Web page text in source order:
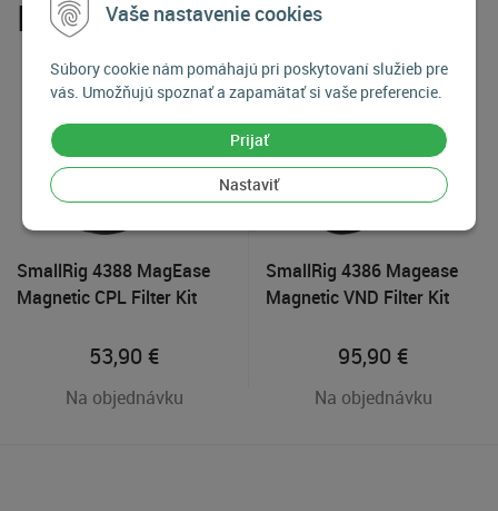
Vaše nastavenie cookies
Súbory cookie nám pomáhajú pri poskytovaní služieb pre
vás. Umožňujú spoznať a zapamätať si vaše preferencie.
Prijať
Nastaviť
Príslušenstvo
SmallRig 4388 MagEase
Magnetic CPL Filter Kit
Adapter (52mm) for Phone
53,90 €
Na objednávku
SmallRig 4386 Magease
Magnetic VND Filter Kit
M-mount Filter Adap
95,90 €
Na objednávku